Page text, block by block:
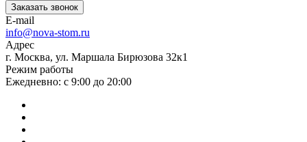
Заказать звонок
E-mail
info@nova-stom.ru
Адрес
г. Москва, ул. Маршала Бирюзова 32к1
Режим работы
Ежедневно: с 9:00 до 20:00